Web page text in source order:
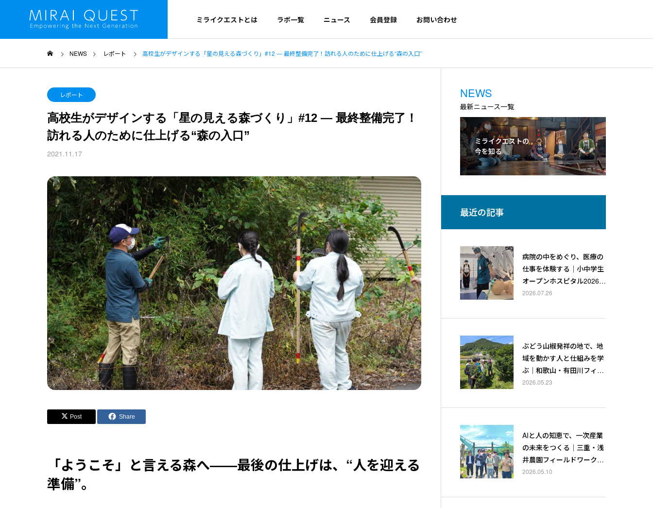
ミライクエストとは ラボ一覧 ニュース 会員登録 お問い合わせ
PROJECT
プロジェクト概要
GREETING
ご挨拶
沿革 証明書活用ガイド
NEWS レポート 高校生がデザインする「星の見える森づくり」#12 ― 最終整備完了！訪れる人のために仕上げる“森の入口”
レポート
高校生がデザインする「星の見える森づくり」#12 ― 最終整備完了！
訪れる人のために仕上げる“森の入口”
2021.11.17
Post Share
「ようこそ」と言える森へ――最後の仕上げは、“人を迎える
準備”。
NEWS
最新ニュース一覧
ミライクエストの
今を知る
最近の記事
病院の中をめぐり、医療の
仕事を体験する｜小中学生
オープンホスピタル2026サ
マースペシャル
2026.07.26
ぶどう山椒発祥の地で、地
域を動かす人と仕組みを学
ぶ｜和歌山・有田川フィー
ルドワーク2026
2026.05.23
AIと人の知恵で、一次産業
の未来をつくる｜三重・浅
井農園フィールドワーク20
26
2026.05.10